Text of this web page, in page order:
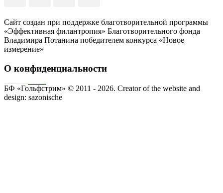
Сайт создан при поддержке благотворительной программы
«Эффективная филантропия» Благотворительного фонда
Владимира Потанина победителем конкурса «Новое
измерение»
О конфиденциальности
БФ «Гольфстрим» © 2011 - 2026. Creator of the website and
design: sazonische